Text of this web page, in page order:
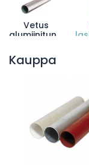
Vetus
Kauppa